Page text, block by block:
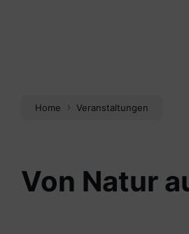
Home Veranstaltungen
Von Natur